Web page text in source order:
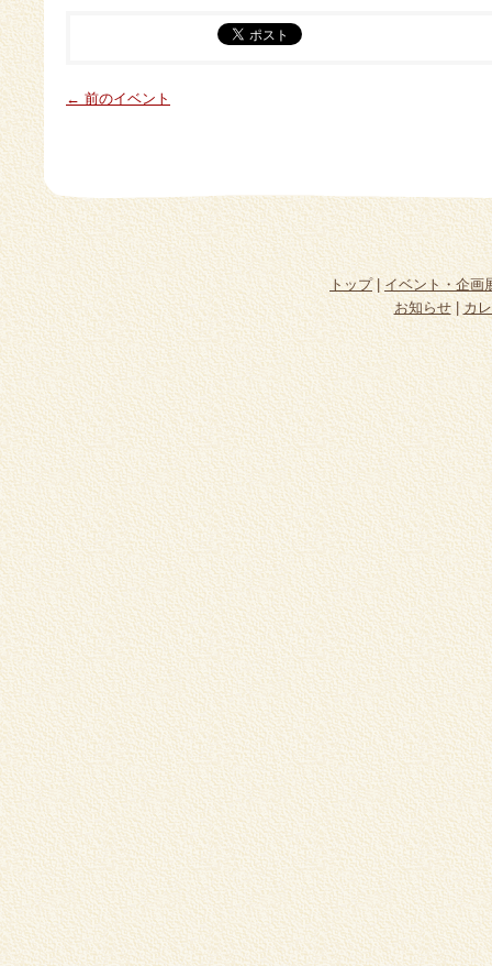
← 前のイベント
トップ|イベント・企画
お知らせ|カ